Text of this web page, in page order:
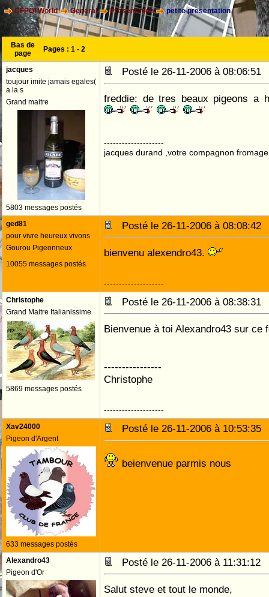
CFPOI World General Présentation petite presentation
Bas de
page
Pages : 1 - 2
jacques
toujour imite jamais egales(
a la s
Grand maitre
5803 messages postés
Posté le 26-11-2006 à
freddie: de tres beaux pigeons a
--------------------
jacques durand ,votre compagnon
ged81
pour vivre heureux vivons
Gourou Pigeonneux
10055 messages postés
Posté le 26-11-2006 à
bienvenu alexendro43.
--------------------
Christophe
Grand Maitre Italianissime
5869 messages postés
Posté le 26-11-2006 à
Bienvenue à toi Alexandro43 sur ce
----------------
Christophe
--------------------
Xav24000
Pigeon d'Argent
633 messages postés
Posté le 26-11-2006 à
beienvenue parmis nous
Alexandro43
Pigeon d'Or
Posté le 26-11-2006 à 11:31:12
Salut steve et tout le monde,